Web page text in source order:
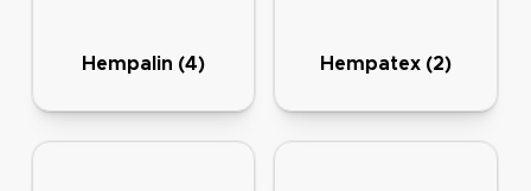
Hempalin (4) Hempatex (2)